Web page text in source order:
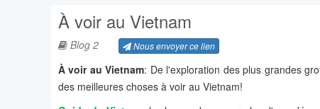
À voir au Vietnam
Blog 2 Nous envoyer ce lien
À voir au Vietnam: De l'exploration des plus grandes
des meilleures choses à voir au Vietnam!